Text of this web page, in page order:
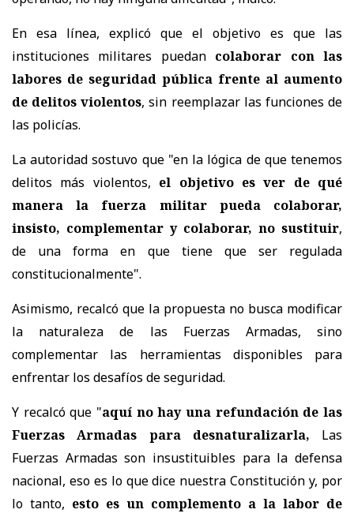
En esa línea, explicó que el objetivo es que las
instituciones militares puedan colaborar con las
labores de seguridad pública frente al aumento
de delitos violentos, sin reemplazar las funciones de
las policías.
La autoridad sostuvo que "en la lógica de que tenemos
delitos más violentos, el objetivo es ver de qué
manera la fuerza militar pueda colaborar,
insisto, complementar y colaborar, no sustituir,
de una forma en que tiene que ser regulada
constitucionalmente".
Asimismo, recalcó que la propuesta no busca modificar
la naturaleza de las Fuerzas Armadas, sino
complementar las herramientas disponibles para
enfrentar los desafíos de seguridad.
Y recalcó que "aquí no hay una refundación de las
Fuerzas Armadas para desnaturalizarla, Las
Fuerzas Armadas son insustituibles para la defensa
nacional, eso es lo que dice nuestra Constitución y, por
lo tanto, esto es un complemento a la labor de